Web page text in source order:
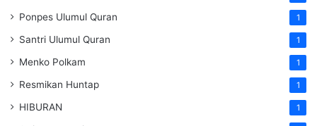
Ponpes Ulumul Quran 1
Santri Ulumul Quran 1
Menko Polkam 1
Resmikan Huntap 1
HIBURAN 1